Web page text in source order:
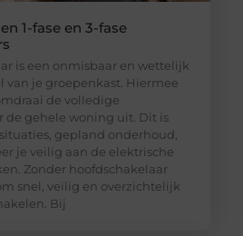
1-fase en 3-fase
is een onmisbaar en wettelijk
van je groepenkast. Hiermee
de volledige
de gehele woning uit. Dit is
gepland onderhoud,
je veilig aan de elektrische
Zonder hoofdschakelaar
snel, veilig en overzichtelijk
Bij